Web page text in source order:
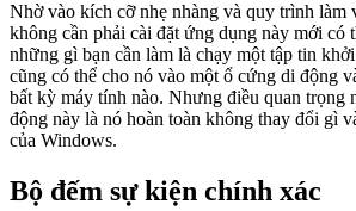
Nhờ vào kích cỡ nhẹ nhàng và quy trình làm
không cần phải cài đặt ứng dụng này mới có
những gì bạn cần làm là chạy một tập tin
cũng có thể cho nó vào một ổ cứng di động
bất kỳ máy tính nào. Nhưng điều quan trọng
động này là nó hoàn toàn không thay đổi gì
của Windows.
Bộ đếm sự kiện chính xác